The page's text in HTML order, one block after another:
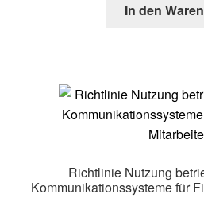
In den
Richtlinie Nutzung
Kommunikationssysteme für